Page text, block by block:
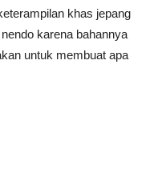
khas jepang
karena bahannya
untuk membuat apa